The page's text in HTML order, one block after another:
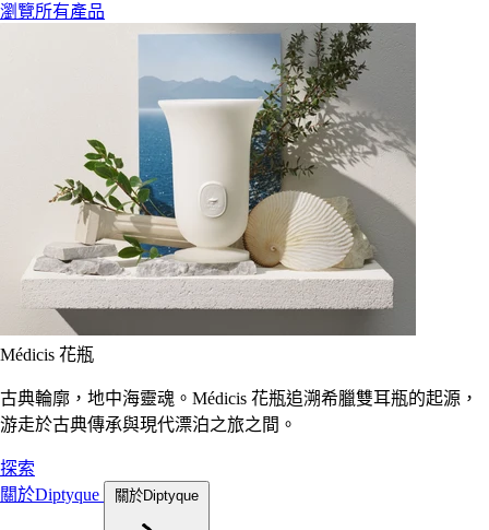
瀏覽所有產品
Médicis 花瓶
古典輪廓，地中海靈魂。Médicis 花瓶追溯希臘雙耳瓶的起源，
游走於古典傳承與現代漂泊之旅之間。
探索
關於Diptyque
關於Diptyque